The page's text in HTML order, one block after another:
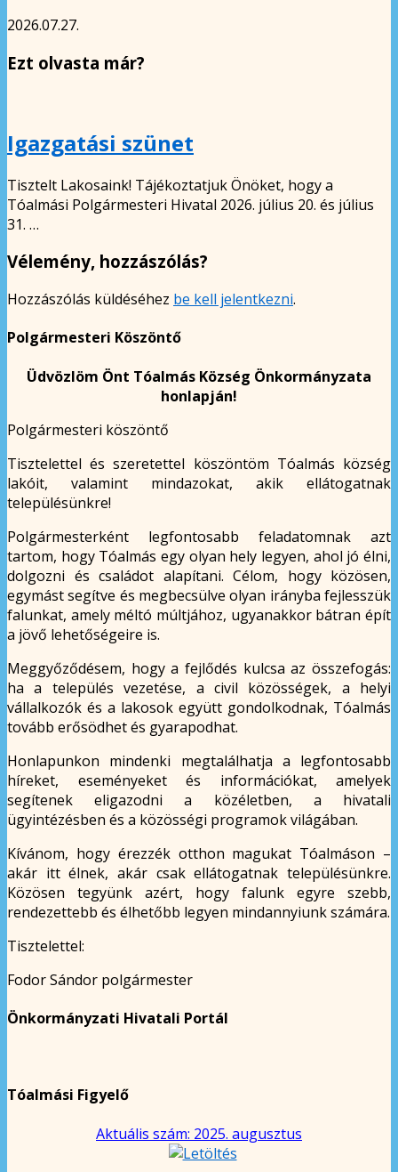
2026.07.27.
Ezt olvasta már?
Igazgatási szünet
Tisztelt Lakosaink! Tájékoztatjuk Önöket, hogy a
Tóalmási Polgármesteri Hivatal 2026. július 20. és július
31. …
Vélemény, hozzászólás?
Hozzászólás küldéséhez be kell jelentkezni.
Polgármesteri Köszöntő
Üdvözlöm Önt Tóalmás Község Önkormányzata
honlapján!
Polgármesteri köszöntő
Tisztelettel és szeretettel köszöntöm Tóalmás község
lakóit, valamint mindazokat, akik ellátogatnak
településünkre!
Polgármesterként legfontosabb feladatomnak azt
tartom, hogy Tóalmás egy olyan hely legyen, ahol jó élni,
dolgozni és családot alapítani. Célom, hogy közösen,
egymást segítve és megbecsülve olyan irányba fejlesszük
falunkat, amely méltó múltjához, ugyanakkor bátran épít
a jövő lehetőségeire is.
Meggyőződésem, hogy a fejlődés kulcsa az összefogás:
ha a település vezetése, a civil közösségek, a helyi
vállalkozók és a lakosok együtt gondolkodnak, Tóalmás
tovább erősödhet és gyarapodhat.
Honlapunkon mindenki megtalálhatja a legfontosabb
híreket, eseményeket és információkat, amelyek
segítenek eligazodni a közéletben, a hivatali
ügyintézésben és a közösségi programok világában.
Kívánom, hogy érezzék otthon magukat Tóalmáson –
akár itt élnek, akár csak ellátogatnak településünkre.
Közösen tegyünk azért, hogy falunk egyre szebb,
rendezettebb és élhetőbb legyen mindannyiunk számára.
Tisztelettel:
Fodor Sándor polgármester
Önkormányzati Hivatali Portál
Tóalmási Figyelő
Aktuális szám: 2025. augusztus